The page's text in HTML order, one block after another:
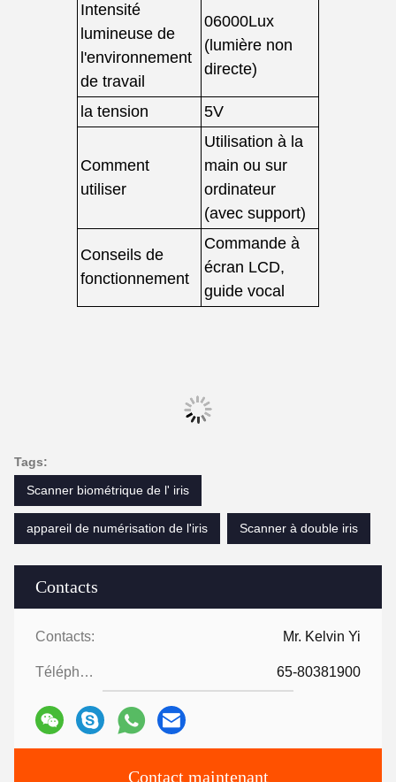
Contacts
Contacts: Mr. Kelvin Yi
Téléphone: 65-80381900
Contact maintenant
Intensité
lumineuse de
l'environnement
de travail
06000Lux
(lumière non
directe)
la tension 5V
Comment
utiliser
Utilisation à la
main ou sur
ordinateur
(avec support)
Conseils de
fonctionnement
Commande à
écran LCD,
guide vocal
Tags:
Scanner biométrique de l' iris
appareil de numérisation de l'iris Scanner à double iris